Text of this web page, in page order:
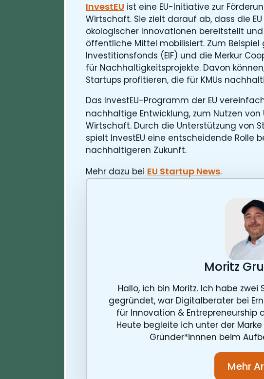
InvestEU ist eine EU-Initiative zur
Wirtschaft. Sie zielt darauf ab, dass die
ökologischer Innovationen bereitstellt
öffentliche Mittel mobilisiert. Zum
Investitionsfonds (EIF) und die Merkur
für Nachhaltigkeitsprojekte. Davon
Startups profitieren, die für KMUs
Das InvestEU-Programm der EU
nachhaltige Entwicklung, zum Nutzen von
Wirtschaft. Durch die Unterstützung von
spielt InvestEU eine entscheidende Rolle
nachhaltigeren Zukunft.
Mehr dazu bei EU Startup News.
Moritz
Hallo, ich bin Moritz. Ich habe
gegründet, war Digitalberater bei
für Innovation & Entrepreneurship
Heute begleite ich unter der
Gründer*innnen beim
Mehr